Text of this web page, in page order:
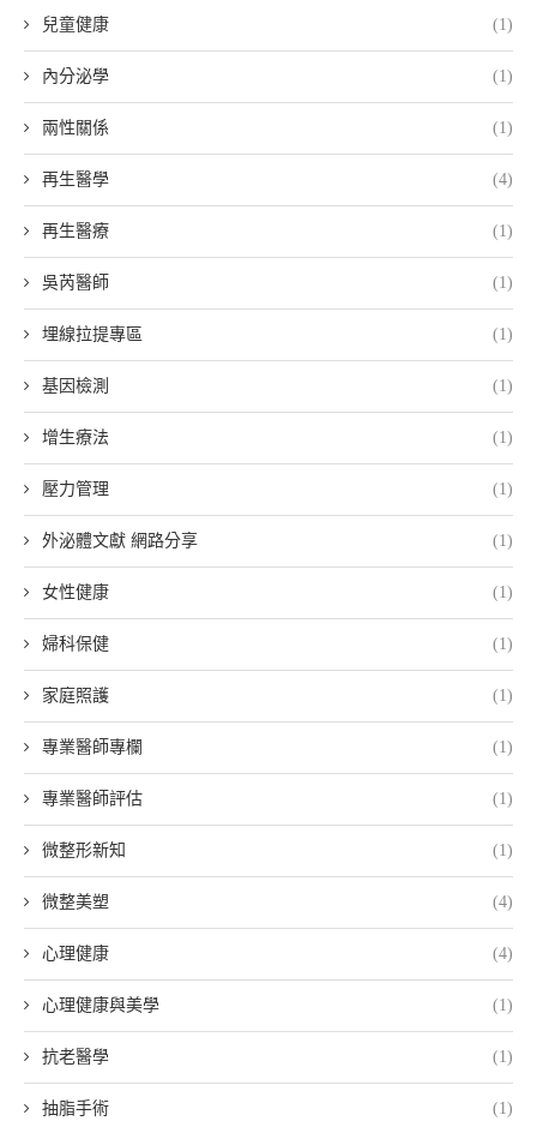
兒童健康 (1)
內分泌學 (1)
兩性關係 (1)
再生醫學 (4)
再生醫療 (1)
吳芮醫師 (1)
埋線拉提專區 (1)
基因檢測 (1)
增生療法 (1)
壓力管理 (1)
外泌體文獻 網路分享 (1)
女性健康 (1)
婦科保健 (1)
家庭照護 (1)
專業醫師專欄 (1)
專業醫師評估 (1)
微整形新知 (1)
微整美塑 (4)
心理健康 (4)
心理健康與美學 (1)
抗老醫學 (1)
抽脂手術 (1)